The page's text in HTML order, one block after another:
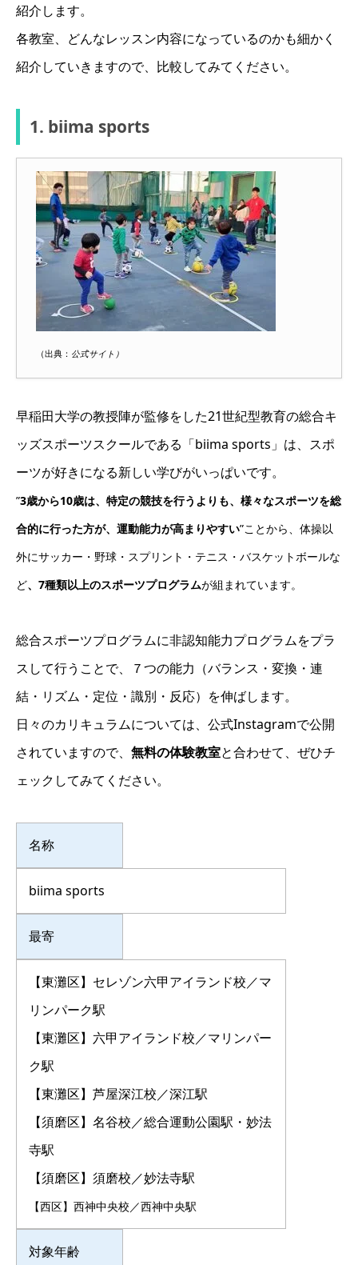
紹介します。
各教室、どんなレッスン内容になっているのかも細かく
紹介していきますので、比較してみてください。
1. biima sports
（出典： 公式サイト）
早稲田大学の教授陣が監修をした21世紀型教育の総合キ
ッズスポーツスクールである「biima sports」は、スポ
ーツが好きになる新しい学びがいっぱいです。
”3歳から10歳は、特定の競技を行うよりも、様々なスポーツを総
合的に行った方が、運動能力が高まりやすい”ことから、体操以
外にサッカー・野球・スプリント・テニス・バスケットボールな
ど、7種類以上のスポーツプログラムが組まれています。
総合スポーツプログラムに非認知能力プログラムをプラ
スして行うことで、７つの能力（バランス・変換・連
結・リズム・定位・識別・反応）を伸ばします。
日々のカリキュラムについては、公式Instagramで公開
されていますので、 無料の体験教室と合わせて、ぜひチ
ェックしてみてください。
名称
biima sports
最寄
【東灘区】セレゾン六甲アイランド校／マ
リンパーク駅
【東灘区】六甲アイランド校／マリンパー
ク駅
【東灘区】芦屋深江校／深江駅
【須磨区】名谷校／総合運動公園駅・妙法
寺駅
【須磨区】須磨校／妙法寺駅
【西区】西神中央校／西神中央駅
対象年齢